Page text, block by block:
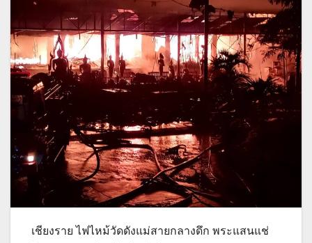
เชียงราย ไฟไหม้วัดดังแม่สายกลางดึก พระแสนแช่